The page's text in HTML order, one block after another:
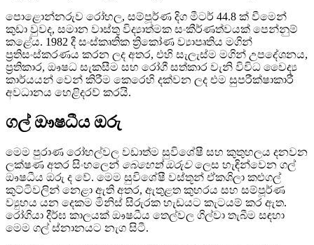
පොළොන්නරුව රෝහල, සම්පූර්ණ දිග මීටර් 44.8 ක් වීමෙන්
කුඩා වුවද, සමාන වාස්තු විද්‍යාත්මක සංකීර්ණත්වයක් පෙන්නුම්
කළේය. 1982 දී සංස්කෘතික ත්‍රිකෝණ ව්‍යාපෘතිය මගින්
ප්‍රතිසංස්කරණය කරන ලද අතර, එහි සැලැස්ම මගින් උපදේශනය,
ප්‍රතිකාර, ඖෂධ සැකසීම සහ රෝගී සත්කාර වැනි විවිධ වෛද්‍ය
කාර්යයන් වෙන් කිරීම කෙරෙහි දක්වන ලද එම සුපරීක්ෂාකාරී
අවධානය හෙළිදරව් කරයි.
ගල් ඖෂධීය ඔරු
මෙම පුරාණ රෝහල්වල වඩාත්ම සුවිශේෂී සහ කුතුහලය දනවන
ලක්ෂණ අතර සිංහලෙන් බෙහෙත් ඔරුවලෙස හැඳින්වෙන ගල්
ඖෂධීය ඔරු ද වේ. මෙම සුවිශේෂී වස්තූන් ඒකශිලා කළුගල්
කුට්ටිවලින් නෙළා ඇති අතර, ඇතුළත කුහරය සහ සම්පූර්ණ
ව්‍යුහය යන දෙකම මිනිස් සිරුරක හැඩයට කැටයම් කර ඇත.
රෝගියා දීර්ඝ කාලයක් ඖෂධීය තෙල්වල ගිල්වා තැබීම සඳහා
මෙම ගල් ස්නානයට නැග සිටී.